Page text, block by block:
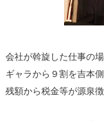
会社が斡旋した仕事の場
ギャラから９割を吉本側
残額から税金等が源泉